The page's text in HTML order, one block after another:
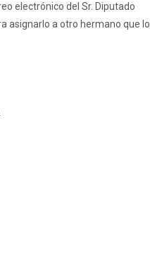
electrónico del Sr. Diputado
asignarlo a otro hermano que lo